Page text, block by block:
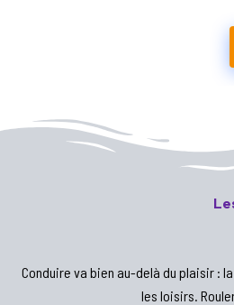
Conduire va bien au-delà du plaisir :
les loisirs.